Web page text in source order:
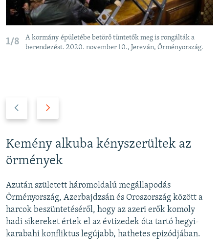
1/8
A kormány épületébe betörő tüntetők meg is rongálták a
berendezést. 2020. november 10., Jereván, Örményország.
v
o
s
s
l
i
d
t
l
d
e
Kemény alkuba kényszerültek az
örmények
Azután született háromoldalú megállapodás
Örményország, Azerbajdzsán és Oroszország között a
harcok beszüntetéséről, hogy az azeri erők komoly
hadi sikereket értek el az évtizedek óta tartó hegyi-
karabahi konfliktus legújabb, hathetes epizódjában.